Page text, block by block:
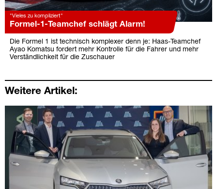
"Vieles zu kompliziert"
Formel-1-Teamchef schlägt Alarm!
Die Formel 1 ist technisch komplexer denn je: Haas-Teamchef
Ayao Komatsu fordert mehr Kontrolle für die Fahrer und mehr
Verständlichkeit für die Zuschauer
Weitere Artikel: